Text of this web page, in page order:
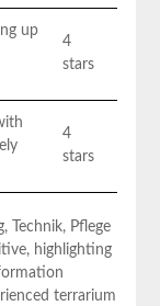
up
4⁣
stars
4
stars
Technik, Pflege
highlighting
terrarium